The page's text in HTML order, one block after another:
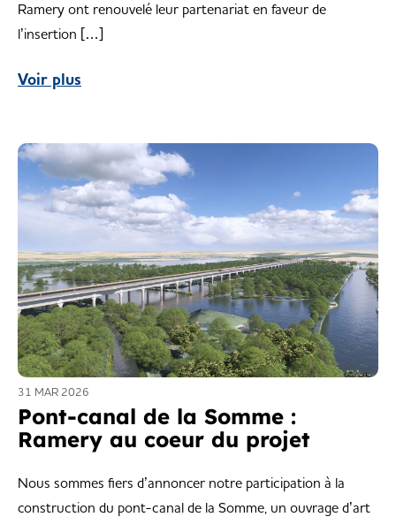
Ramery ont renouvelé leur partenariat en faveur de
l’insertion […]
Voir plus
31 MAR 2026
Pont-canal de la Somme :
Ramery au coeur du projet
Nous sommes fiers d’annoncer notre participation à la
construction du pont-canal de la Somme, un ouvrage d’art